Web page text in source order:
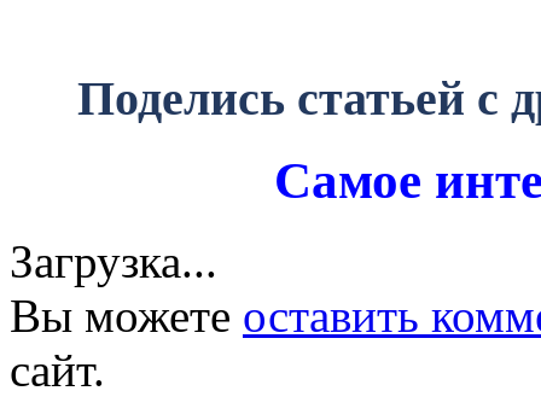
Поделись статьей
Самое
Загрузка...
Вы можете оставить
сайт.